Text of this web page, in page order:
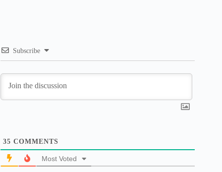
Subscribe
35 COMMENTS
Most Voted